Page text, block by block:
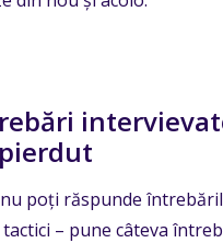
nu poți răspunde
tactici – pune câteva